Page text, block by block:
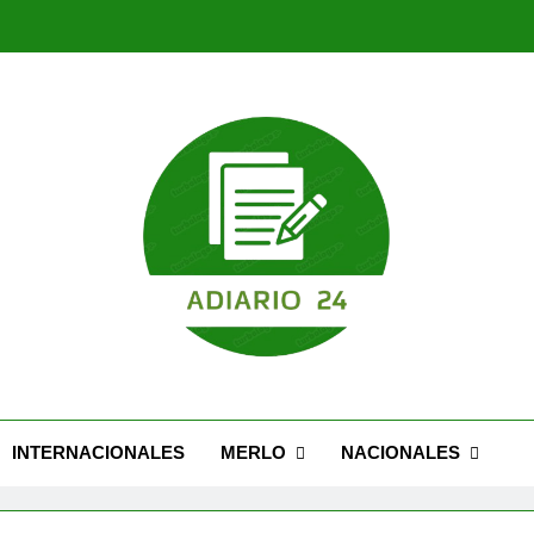
Nuevo Caseros: modernización, seguridad y
INTERNACIONALES MERLO NACIONALES